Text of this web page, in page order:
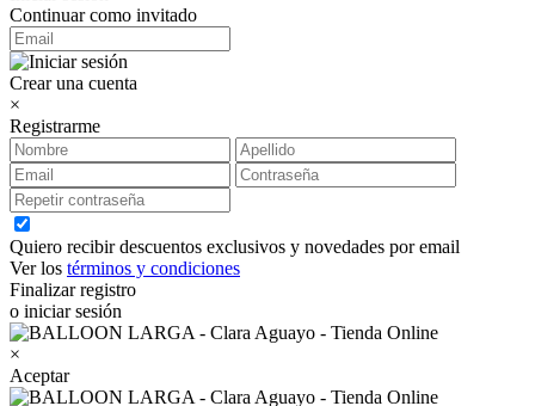
Continuar como invitado
Crear una cuenta
×
Registrarme
Quiero recibir descuentos exclusivos y novedades por email
Ver los términos y condiciones
Finalizar registro
o iniciar sesión
×
Aceptar